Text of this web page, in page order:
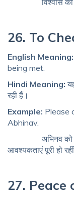
विश्वास की कमी
26. To
English Meaning:
being met.
Hindi Meaning:
रही हैं।
Example: Please
Abhinav.
अभिनव को काम
आवश्यकताएं पूरी हो
27. Peace